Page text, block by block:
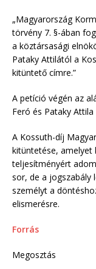
„Magyarország
törvény 7. §-ában
a köztársasági
Pataky Attilától a
kitüntető címre.”
A petíció végén az
Feró és Pataky
A Kossuth-díj
kitüntetése, amelyet
teljesítményért
sor, de a jogszabály
személyt a
elismerésre.
Forrás
Megosztás